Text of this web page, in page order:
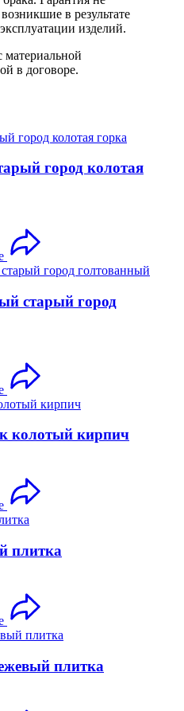
в результате
изделий.
материальной
в договоре.
город колотая
старый город
колотый кирпич
плитка
плитка